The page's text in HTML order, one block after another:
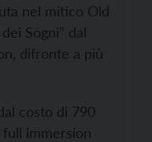
nel mitico Old
Sogni” dal
difronte a più
costo di 790
immersion